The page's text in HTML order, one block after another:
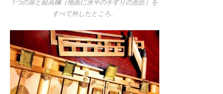
5つの扉と組高欄（地面に水平の手すりの意匠）を
すべて外したところ。